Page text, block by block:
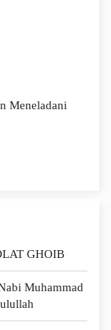
Meneladani
GHOIB
Muhammad